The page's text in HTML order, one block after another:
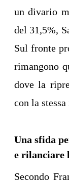
un divario
del 31,5%,
Sul fronte
rimangono
dove la
con la
Una sfida
e rilanciare
Secondo